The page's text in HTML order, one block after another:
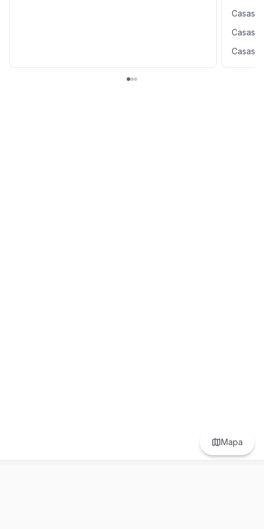
Mapa
Casas
Casas
Casas